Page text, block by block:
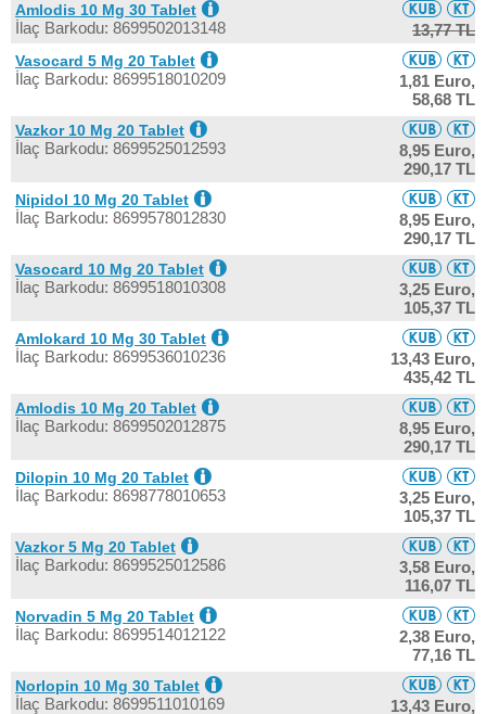
Amlodis 10 Mg 30 Tablet
İlaç Barkodu: 8699502013148 13,77 TL
Vasocard 5 Mg 20 Tablet
İlaç Barkodu: 8699518010209
1,81 Euro,
58,68 TL
Vazkor 10 Mg 20 Tablet
İlaç Barkodu: 8699525012593
8,95 Euro,
290,17 TL
Nipidol 10 Mg 20 Tablet
İlaç Barkodu: 8699578012830
8,95 Euro,
290,17 TL
Vasocard 10 Mg 20 Tablet
İlaç Barkodu: 8699518010308
3,25 Euro,
105,37 TL
Amlokard 10 Mg 30 Tablet
İlaç Barkodu: 8699536010236
13,43 Euro,
435,42 TL
Amlodis 10 Mg 20 Tablet
İlaç Barkodu: 8699502012875
8,95 Euro,
290,17 TL
Dilopin 10 Mg 20 Tablet
İlaç Barkodu: 8698778010653
3,25 Euro,
105,37 TL
Vazkor 5 Mg 20 Tablet
İlaç Barkodu: 8699525012586
3,58 Euro,
116,07 TL
Norvadin 5 Mg 20 Tablet
İlaç Barkodu: 8699514012122
2,38 Euro,
77,16 TL
Norlopin 10 Mg 30 Tablet
İlaç Barkodu: 8699511010169
13,43 Euro,